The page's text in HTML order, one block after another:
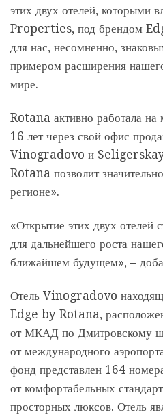
этих двух отелей, которыми
Properties, под брендом
для нас, несомненно,
примером расширения
мире.
Rotana активно работала на
16 лет через свой офис
Vinogradovo и
Rotana позволит
регионе».
«Открытие этих двух отелей
для дальнейшего роста
ближайшем будущем», –
Отель Vinogradovo
Edge by Rotana,
от МКАД по Дмитровскому
от международного
фонд представлен 164
от комфортабельных
просторных люксов. Отель